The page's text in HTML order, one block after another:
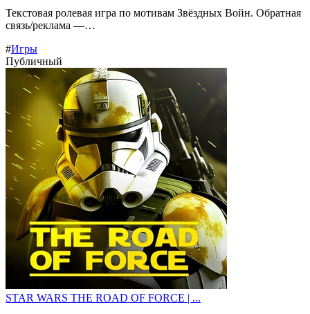
Текстовая ролевая игра по мотивам Звёздных Войн. Обратная
связь/реклама —…
#Игры
Публичный
STAR WARS THE ROAD OF FORCE | ...